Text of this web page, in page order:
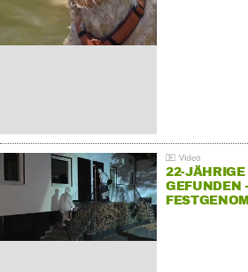
22-
GEFUNDEN